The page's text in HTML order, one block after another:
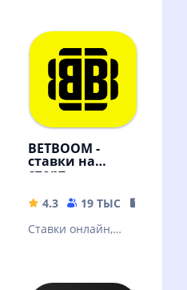
105.3 MB
BETBOOM -
ставки на
спорт
4.3 19 ТЫС
Ставки онлайн,